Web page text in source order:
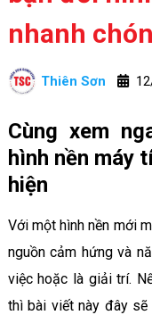
nhanh
Thiên Sơn
Cùng xem
hình nền máy
hiện
Với một hình nền mới
nguồn cảm hứng và
việc hoặc là giải trí.
thì bài viết này đây